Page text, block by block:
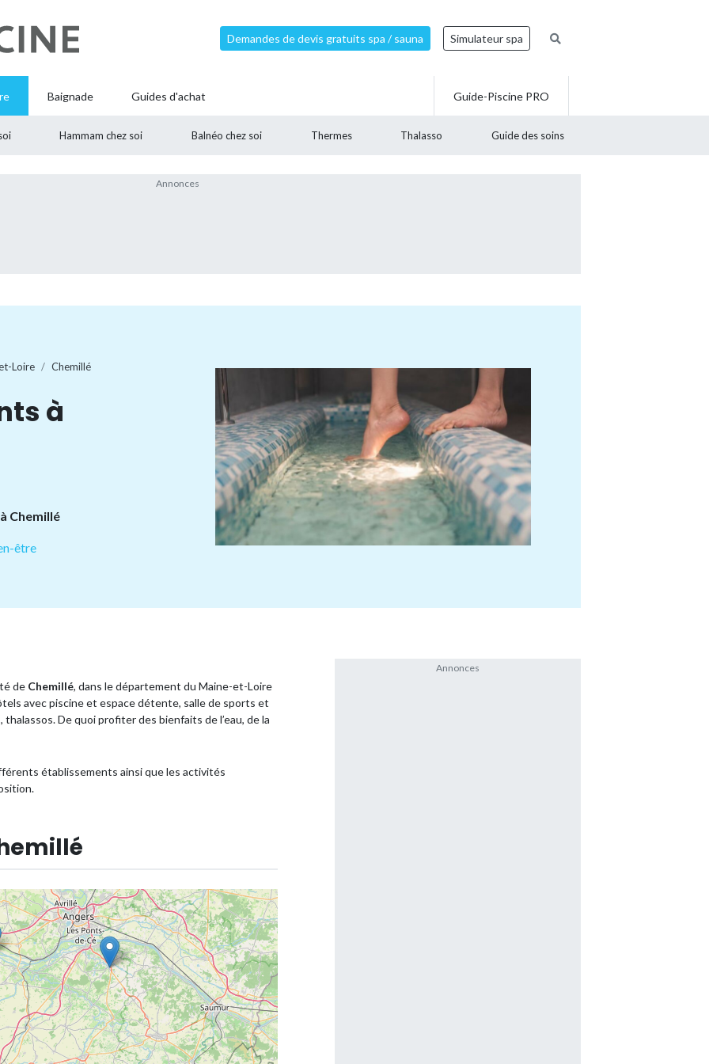
Demandes de devis gratuits spa / sauna Simulateur spa
Hammam chez soi Balnéo chez soi Thermes Thalasso Guide des soins
Baignade Guides d'achat Guide-Piscine PRO
Loire Chemillé
à
Chemillé
être
de Chemillé, dans le département du Maine-et-Loire
avec piscine et espace détente, salle de sports et
thalassos. De quoi profiter des bienfaits de l’eau, de la
établissements ainsi que les activités